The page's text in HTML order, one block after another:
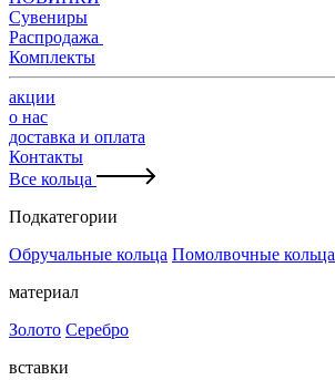
Сувениры
Распродажа
Комплекты
акции
о нас
доставка и оплата
Контакты
Все кольца
Подкатегории
Обручальные кольца Помолвочные кольца
материал
Золото Серебро
вставки